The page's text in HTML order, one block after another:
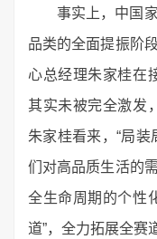
事实上，中国
品类的全面提振阶
心总经理朱家桂在
其实未被完全激发
朱家桂看来，“局装
们对高品质生活的
全生命周期的个性
道”，全力拓展全赛